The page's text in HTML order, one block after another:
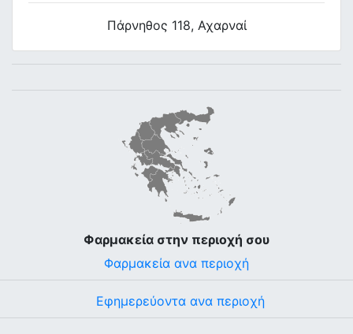
Πάρνηθος 118, Αχαρναί
Φαρμακεία στην περιοχή σου
Φαρμακεία ανα περιοχή
Εφημερεύοντα ανα περιοχή